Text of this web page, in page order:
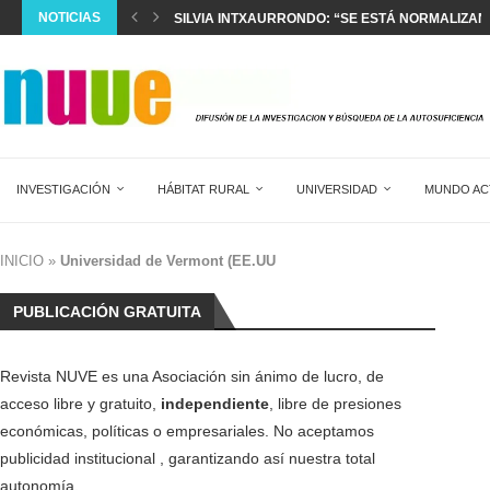
NOTICIAS SILVIA INTXAURRONDO: “SE ESTÁ
INVESTIGACIÓN HÁBITAT RURAL UNIVERSIDAD MUNDO
INICIO » Universidad de Vermont (EE.UU
PUBLICACIÓN GRATUITA
Revista NUVE es una Asociación sin ánimo de lucro, de
acceso libre y gratuito, independiente , libre de presiones
económicas, políticas o empresariales. No aceptamos
publicidad institucional , garantizando así nuestra total
autonomía.